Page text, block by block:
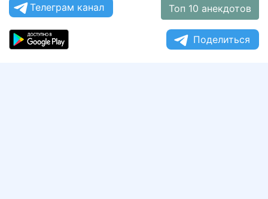
Телеграм канал Топ 10 анекдотов
Поделиться